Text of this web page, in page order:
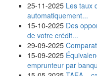
25-11-2025 Les taux
automatiquement...
15-10-2025 Des
de votre crédit...
29-09-2025
15-09-2025
emprunteur par